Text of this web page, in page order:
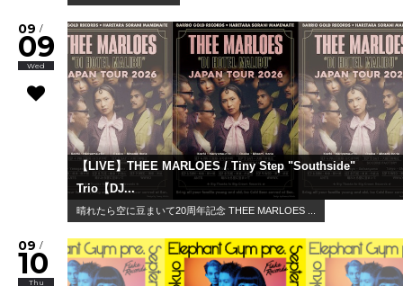
09 /
09
Wed
【LIVE】THEE MARLOES / Tiny Step "Southside"
Trio【DJ...
晴れたら空に豆まいて20周年記念 THEE MARLOES ...
09 /
10
Thu